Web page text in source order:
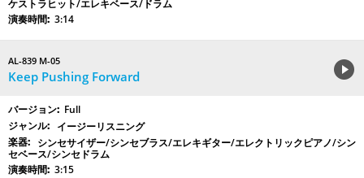
ケストラヒット/エレキベース/ドラム
3:14
AL-839 M-05
Keep Pushing Forward
Full
イージーリスニング
シンセサイザー/シンセブラス/エレキギター/エレクトリックピアノ/シン
セベース/シンセドラム
3:15